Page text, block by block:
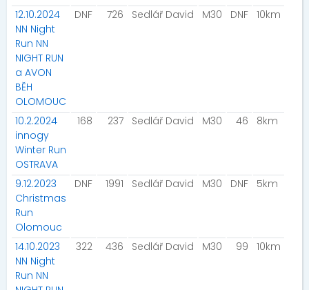
12.10.2024
NN Night
Run NN
NIGHT RUN
a AVON
BĚH
OLOMOUC
DNF 726 Sedlář David M30 DNF 10km
10.2.2024
innogy
Winter Run
OSTRAVA
168 237 Sedlář David M30 46 8km
9.12.2023
Christmas
Run
Olomouc
DNF 1991 Sedlář David M30 DNF 5km
14.10.2023
NN Night
Run NN
322 436 Sedlář David M30 99 10km